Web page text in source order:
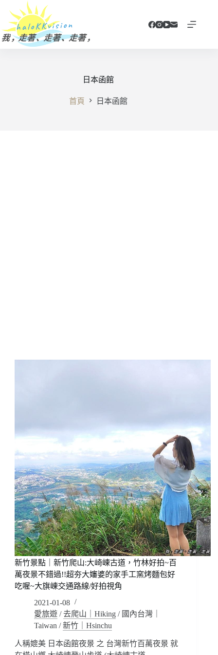
主
要
日本函館
首頁 日本函館
新竹景點｜新竹爬山:大崎崠古道，竹林好拍~百
萬夜景不錯過!!超夯大嬸婆的家手工窯烤麵包好
吃喔~大旗崠交通路線/好拍視角
2021-01-08
愛旅遊 /去爬山｜Hiking / 國內台灣｜
Taiwan /新竹｜Hsinchu
人稱媲美 日本函館夜景 之 台灣新竹百萬夜景 就